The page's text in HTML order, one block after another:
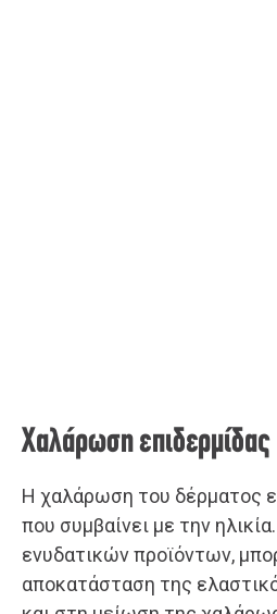
Χαλάρωση επιδερμίδας
Η χαλάρωση του δέρματος
που συμβαίνει με την
ενυδατικών προϊόντων,
αποκατάσταση της